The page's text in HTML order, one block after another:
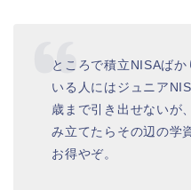
ところで積立NISAば
いる人にはジュニア
歳まで引き出せないが
み立てたらその辺の学
お得やぞ。